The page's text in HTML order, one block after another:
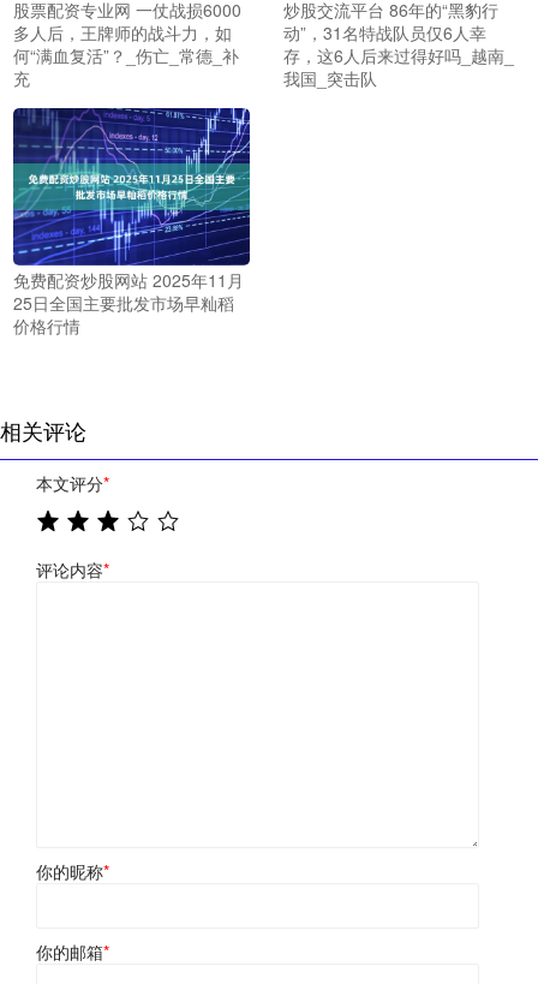
股票配资专业网 一仗战损6000
多人后，王牌师的战斗力，如
何“满血复活”？_伤亡_常德_补
充
炒股交流平台 86年的“黑豹行
动”，31名特战队员仅6人幸
存，这6人后来过得好吗_越南_
我国_突击队
免费配资炒股网站 2025年11月
25日全国主要批发市场早籼稻
价格行情
相关评论
本文评分*
评论内容*
你的昵称*
你的邮箱*